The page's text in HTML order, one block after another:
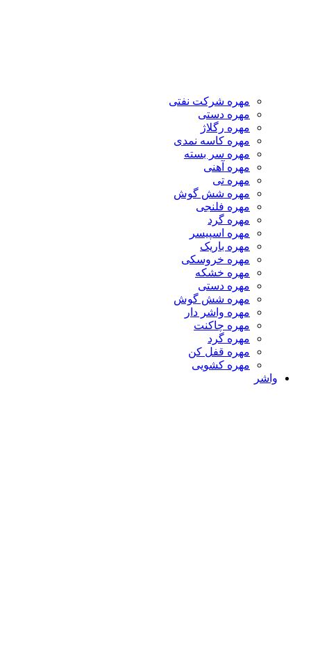
مهره شرکت نفتی
مهره دستی
مهره رگلاژ
مهره کاسه نمدی
مهره سر بسته
مهره آهنی
مهره تی
مهره شش گوش
مهره فلنجی
مهره گرد
مهره اسپیسر
مهره باریک
مهره خروسکی
مهره خشکه
مهره دستی
مهره شش گوش
مهره واشر دار
مهره چاکنت
مهره گرد
مهره قفل کن
مهره کشویی
واشر